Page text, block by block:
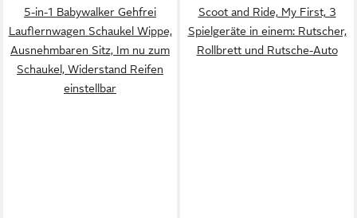
5-in-1 Babywalker Gehfrei
Lauflernwagen Schaukel Wippe,
Ausnehmbaren Sitz, Im nu zum
Schaukel, Widerstand Reifen
einstellbar
Scoot and Ride, My First, 3
Spielgeräte in einem: Rutscher,
Rollbrett und Rutsche-Auto